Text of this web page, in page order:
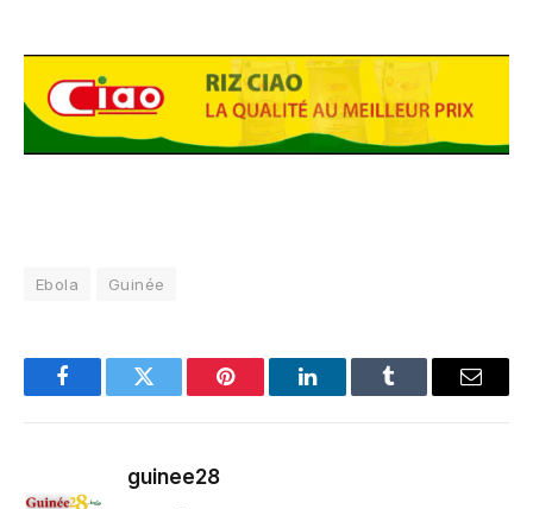
Ebola Guinée
FacebookTwitter Pinterest LinkedInTumblr Email
guinee28